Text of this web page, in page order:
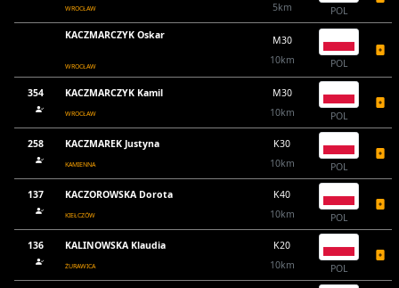
WROCŁAW
5km
POL
KACZMARCZYK Oskar
WROCŁAW
M30
10km
POL
354 KACZMARCZYK Kamil
WROCŁAW
M30
10km
POL
258 KACZMAREK Justyna
KAMIENNA
K30
10km
POL
137 KACZOROWSKA Dorota
KIEŁCZÓW
K40
10km
POL
136 KALINOWSKA Klaudia
ŻURAWICA
K20
10km
POL